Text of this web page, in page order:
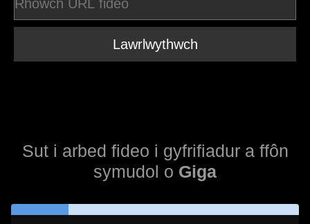
Lawrlwythwch
Sut i arbed fideo i gyfrifiadur a ffôn
symudol o Giga